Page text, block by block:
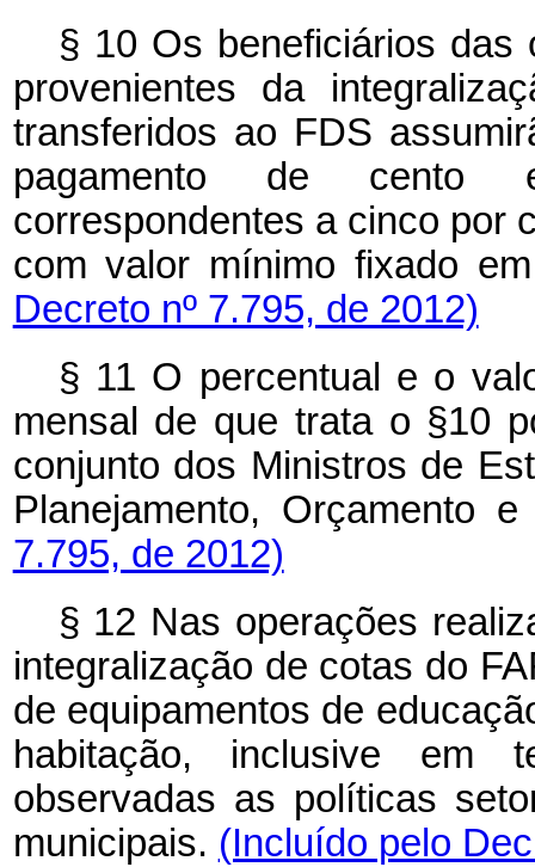
§ 10 Os beneficiários das
provenientes da
transferidos ao FDS
pagamento de cento
correspondentes a cinco por
com valor mínimo fixado
Decreto nº 7.795, de 2012)
§ 11 O percentual e o
mensal de que trata o §10
conjunto dos Ministros de
Planejamento, Orçamento
7.795, de 2012)
§ 12 Nas operações
integralização de cotas do
de equipamentos de
habitação, inclusive em
observadas as políticas
municipais. (Incluído pelo